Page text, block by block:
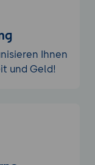
Ihnen
und Geld!